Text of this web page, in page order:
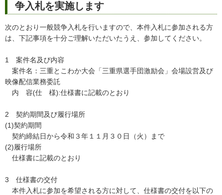
争入札を実施します
次のとおり一般競争入札を行いますので、本件入札に参加される方
は、下記事項を十分ご理解いただいたうえ、参加してください。
1 案件名及び内容
案件名：三重とこわか大会「三重県選手団激励会」会場設営及び
映像配信業務委託
内 容(仕 様):仕様書に記載のとおり
2 契約期間及び履行場所
(1)契約期間
契約締結日から令和３年１１月３０日（火）まで
(2)履行場所
仕様書に記載のとおり
3 仕様書の交付
本件入札に参加を希望される方に対して、仕様書の交付を以下の